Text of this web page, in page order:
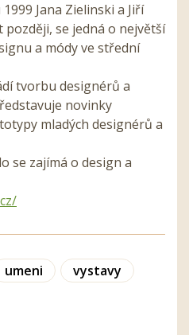
Jana Zielinski a Jiří
později, se jedná o největší
a módy ve střední
tvorbu designérů a
novinky
mladých designérů a
se zajímá o design a
umeni vystavy